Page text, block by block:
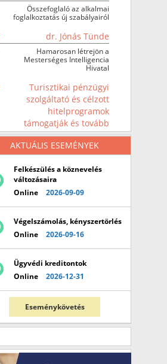
Összefoglaló az alkalmai
foglalkoztatás új szabályairól
dr. Jónás Tünde
Hamarosan létrejön a
Mesterséges Intelligencia
Hivatal
Turisztikai pénzügyi
szolgáltató és célzott
hitelprogramok
támogatják és tovább
erősítik a magyar
turizmus fejlődését
CBRE: Folytatódhat a
fellendülés a budapesti
szállodapiacon
AKTUÁLIS ESEMÉNYEK
Felkészülés a köznevelés
változásaira
Online
2026-09-09
Végelszámolás, kényszertörlés
Online
2026-09-16
Ügyvédi kreditontok
Online
2026-12-31
Eseménykövetés